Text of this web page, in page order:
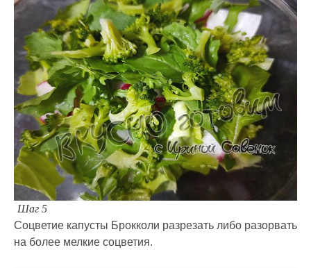
Шаг 5
Соцветие капусты Брокколи разрезать либо разорвать
на более мелкие соцветия.